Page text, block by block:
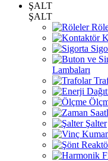
ŞALT
ŞALT
Lambaları
Şalter